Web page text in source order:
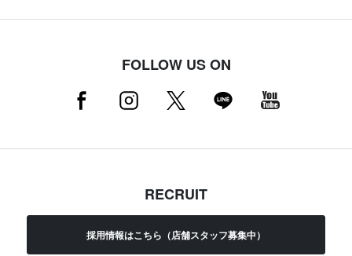
FOLLOW US ON
RECRUIT
採用情報はこちら（店舗スタッフ募集中）